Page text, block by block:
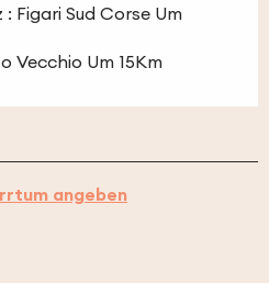
Figari Sud Corse Um
Vecchio Um 15Km
angeben